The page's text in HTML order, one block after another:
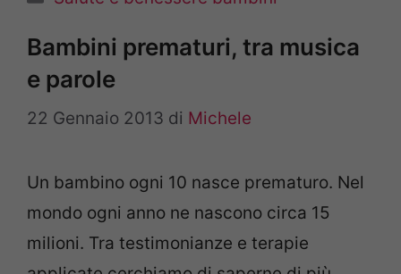
Bambini prematuri, tra musica
e parole
22 Gennaio 2013 di Michele
Un bambino ogni 10 nasce prematuro. Nel
mondo ogni anno ne nascono circa 15
milioni. Tra testimonianze e terapie